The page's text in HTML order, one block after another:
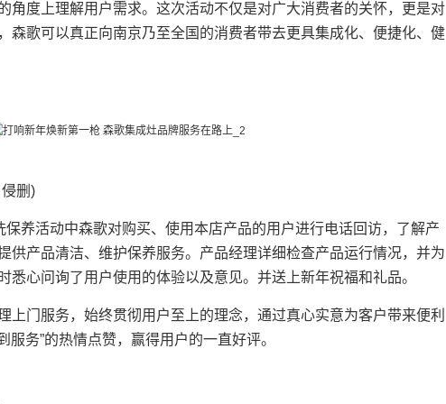
角度上理解用户需求。这次活动不仅是对广大消费者的关怀，更是对
森歌可以真正向南京乃至全国的消费者带去更具集成化、便捷化、健
删)
养活动中森歌对购买、使用本店产品的用户进行电话回访，了解产
供产品清洁、维护保养服务。产品经理详细检查产品运行情况，并为
悉心问询了用户使用的体验以及意见。并送上新年祝福和礼品。
门服务，始终贯彻用户至上的理念，通过真心实意为客户带来便利
服务”的热情点赞，赢得用户的一直好评。